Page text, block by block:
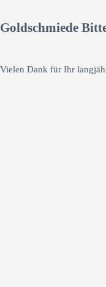
Goldschmiede
Vielen Dank für Ihr